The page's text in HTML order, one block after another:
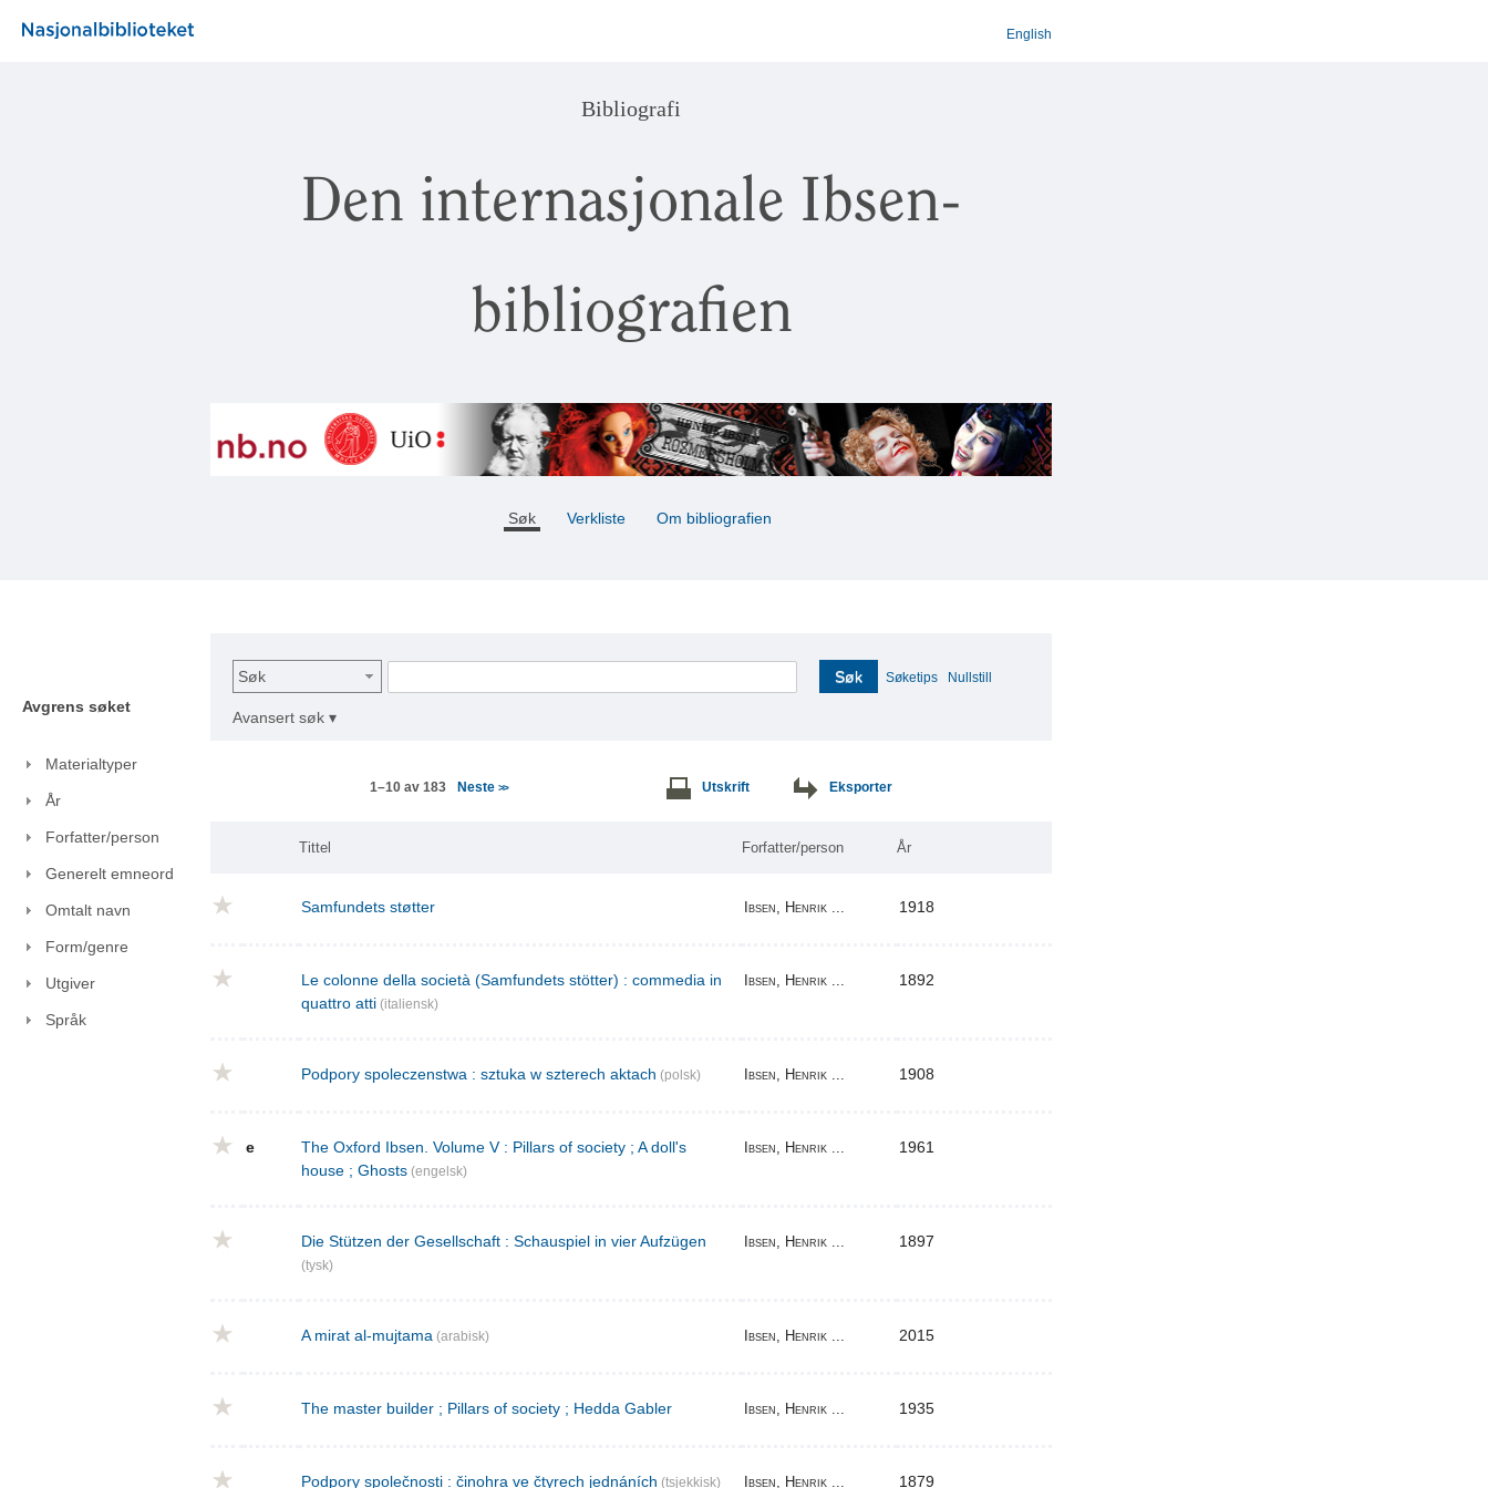
English
Bibliografi
Den internasjonale Ibsen-
bibliografien
Søk Verkliste Om bibliografien
Avgrens søket
Materialtyper
År
Forfatter/person
Generelt emneord
Omtalt navn
Form/genre
Utgiver
Språk
Søk Søk Søketips Nullstill
Avansert søk ▾
1–10 av 183 Neste >> Utskrift Eksporter
Tittel Forfatter/person År
Samfundets støtter Ibsen, Henrik ... 1918
Le colonne della società (Samfundets stötter) : commedia in
quattro atti (italiensk)
Ibsen, Henrik ... 1892
Podpory spoleczenstwa : sztuka w szterech aktach (polsk) Ibsen, Henrik ... 1908
e
The Oxford Ibsen. Volume V : Pillars of society ; A doll's
house ; Ghosts (engelsk)
Ibsen, Henrik ... 1961
Die Stützen der Gesellschaft : Schauspiel in vier Aufzügen
(tysk)
Ibsen, Henrik ... 1897
A mirat al-mujtama (arabisk) Ibsen, Henrik ... 2015
The master builder ; Pillars of society ; Hedda Gabler Ibsen, Henrik ... 1935
Podpory společnosti : činohra ve čtyrech jednáních (tsjekkisk) Ibsen, Henrik ... 1879